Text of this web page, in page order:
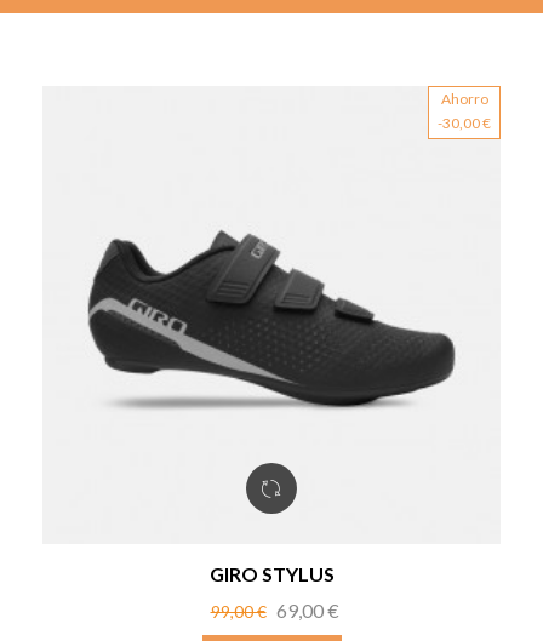
Ahorro
-30,00 €
GIRO STYLUS
Precio
base
99,00 € Precio
69,00 €